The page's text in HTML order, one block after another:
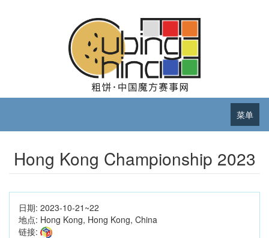
菜单
Hong Kong Championship 2023
日期: 2023-10-21~22
地点: Hong Kong, Hong Kong, China
链接: